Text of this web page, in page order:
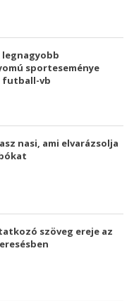
sporteseménye
futball-vb
nasi, ami elvarázsolja
szöveg ereje az